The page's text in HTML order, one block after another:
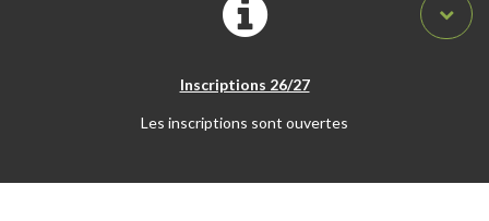
Inscriptions 26/27
Les inscriptions sont ouvertes